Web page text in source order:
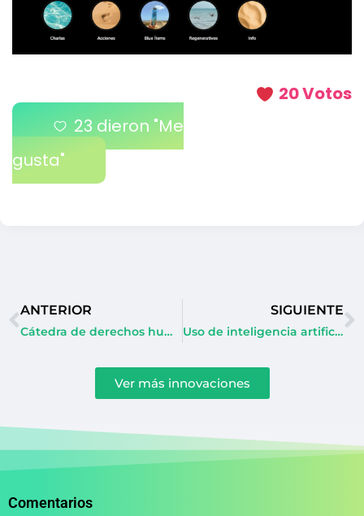
20 Votos
23 dieron "Me
gusta"
ANTERIOR
Cátedra de derechos humanos, inclusión y enfoque de género
SIGUIENTE
Uso de inteligencia artificial por medio de herramienta virtuales (software para realizar laboratorios y libro guía)
Ver más innovaciones
Comentarios